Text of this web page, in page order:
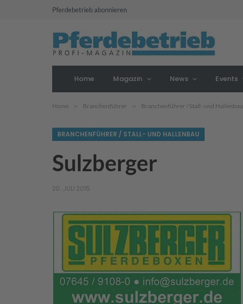
Pferdebetrieb abonnieren
Home Magazin News Events
Home » Branchenführer » Branchenführer / Stall- und Hallenbau
BRANCHENFÜHRER / STALL- UND HALLENBAU
Sulzberger
20. JULI 2015